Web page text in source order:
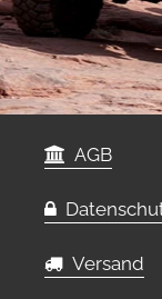
AGB
Versand